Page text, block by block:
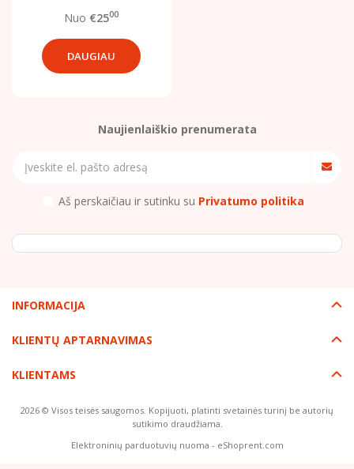
Nuo €2500
DAUGIAU
Naujienlaiškio prenumerata
Aš perskaičiau ir sutinku su Privatumo politika
INFORMACIJA
KLIENTŲ APTARNAVIMAS
KLIENTAMS
2026 © Visos teisės saugomos. Kopijuoti, platinti svetainės turinį be autorių
sutikimo draudžiama.
Elektroninių parduotuvių nuoma - eShoprent.com